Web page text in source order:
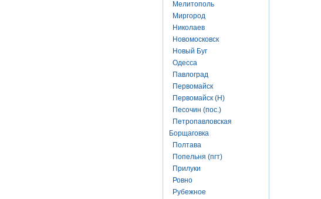
Мелитополь
Миргород
Николаев
Новомосковск
Новый Буг
Одесса
Павлоград
Первомайск
Первомайск (Н)
Песочин (пос.)
Петропавловская
Борщаговка
Полтава
Попельня (пгт)
Прилуки
Ровно
Рубежное